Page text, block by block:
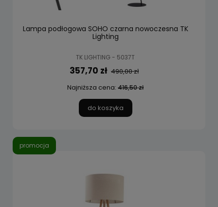
Lampa podłogowa SOHO czarna nowoczesna TK
Lighting
TK LIGHTING - 5037T
357,70 zł 490,00 zł
Najniższa cena: 416,50 zł
do koszyka
promocja